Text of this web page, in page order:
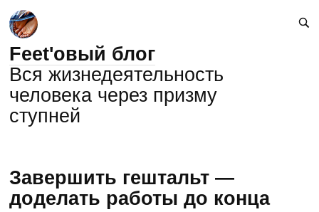
Feet'овый блог
Вся жизнедеятельность
человека через призму
ступней
Завершить гештальт —
доделать работы до конца